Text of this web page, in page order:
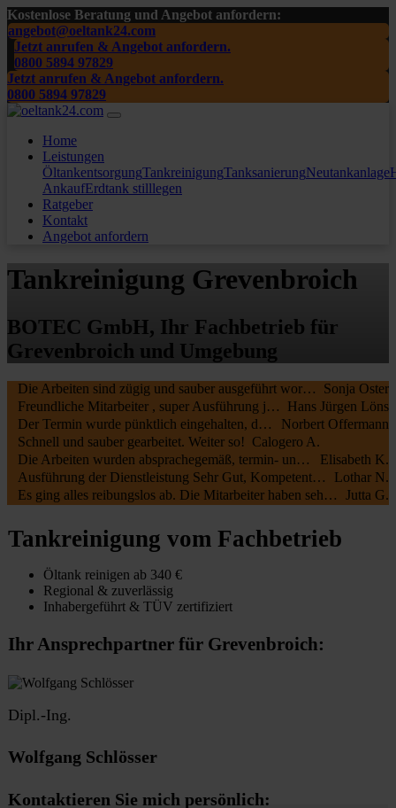
Kostenlose Beratung und Angebot anfordern:
angebot@oeltank24.com
Jetzt anrufen & Angebot anfordern.
0800 5894 97829
Jetzt anrufen & Angebot anfordern.
0800 5894 97829
Home
Leistungen
ÖltankentsorgungTankreinigungTanksanierungNeutankanlage
AnkaufErdtank stilllegen
Ratgeber
Kontakt
Angebot anfordern
Tankreinigung Grevenbroich
BOTEC GmbH, Ihr Fachbetrieb für
Grevenbroich und Umgebung
Sonja Oster
Die Arbeiten sind zügig und sauber ausgeführt worden, wir waren sehr zufrieden. Die MA waren freundlich , nochmal ein Danke schön an die beiden.
Hans Jürgen Löns
Freundliche Mitarbeiter , super Ausführung jederzeit zu empfehlen
Norbert Offermann
Der Termin wurde pünktlich eingehalten, die Mitarbeiter waren kundenfreundlich und haben alles gut erledigt. Die Rechnung entsprach dem Auftrag.
Calogero A.
Schnell und sauber gearbeitet. Weiter so!
Elisabeth K.
Die Arbeiten wurden absprachegemäß, termin- und fachgerecht zu unserer vollsten Zufriedenheit durchgeführt. Sehr freundliche Kommunikation sowohl mit Öltank24 als auch mit der Fa. Botec
Lothar N.
Ausführung der Dienstleistung Sehr Gut, Kompetente Mitarbeiter, Sehr Freundliches Personal
Jutta G.
Es ging alles reibungslos ab. Die Mitarbeiter haben sehr schnell und sauber gearbeitet.
Tankreinigung vom Fachbetrieb
Öltank reinigen ab 340 €
Regional & zuverlässig
Inhabergeführt & TÜV zertifiziert
Ihr Ansprechpartner für Grevenbroich:
Dipl.-Ing.
Wolfgang Schlösser
Kontaktieren Sie mich persönlich: